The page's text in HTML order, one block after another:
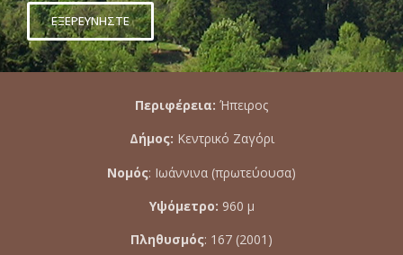
ΕΞΕΡΕΥΝΗΣΤΕ
Περιφέρεια: Ήπειρος
Δήμος: Κεντρικό Ζαγόρι
Νομός: Ιωάννινα (πρωτεύουσα)
Υψόμετρο: 960 μ
Πληθυσμός: 167 (2001)